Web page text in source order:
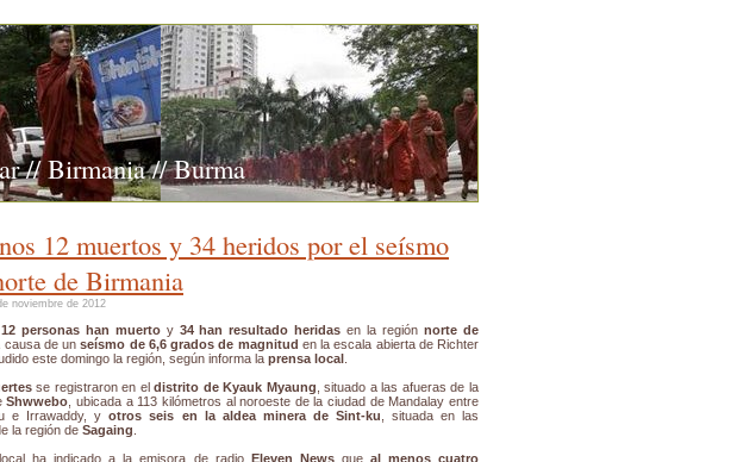
// Birmania // Burma
12 muertos y 34 heridos por el seísmo
de Birmania
noviembre de 2012
personas han muertoy 34 han resultado heridas en la regiónnorte de
causa de unseísmo de 6,6 grados de magnitud en la escala abierta de Richter
este domingo la región, según informa la prensa local
se registraron en eldistrito de Kyauk Myaung , situado a las afueras de la
Shwwebo , ubicada a 113 kilómetros al noroeste de la ciudad de Mandalay entre
e Irrawaddy, yotros seis en la aldea minera de Sint-ku , situada en las
la región de Sagaing
ha indicado a la emisora de radio Eleven Newsque al menos cuatro